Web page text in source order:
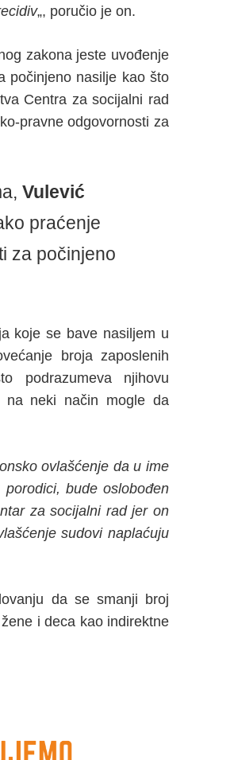
„, poručio je on.
zakona jeste uvođenje
počinjeno nasilje kao što
Centra za socijalni rad
pravne odgovornosti za
Vulević
praćenje
za počinjeno
koje se bave nasiljem u
broja zaposlenih
podrazumeva njihovu
na neki način mogle da
ovlašćenje da u ime
bude oslobođen
za socijalni rad jer on
sudovi naplaćuju
da se smanji broj
i deca kao indirektne